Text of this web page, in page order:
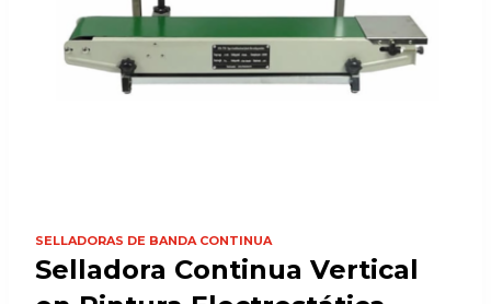
SELLADORAS DE BANDA CONTINUA
Selladora Continua Vertical